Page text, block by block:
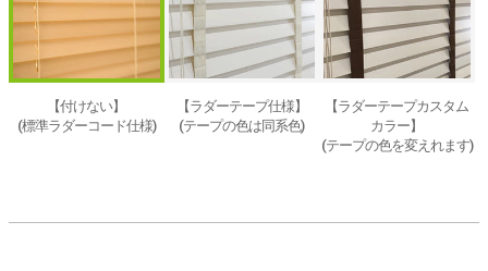
【付けない】
(標準ラダーコード仕様)
【ラダーテープ仕様】
(テープの色は同系色)
【ラダーテープカスタム
カラー】
(テープの色を変えれます)